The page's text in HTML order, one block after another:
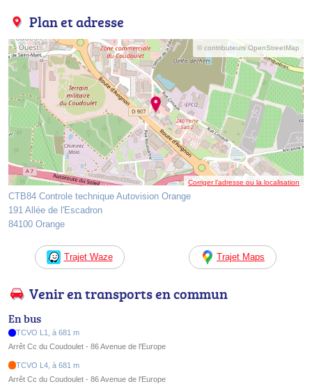
Plan et adresse
© contributeurs OpenStreetMap
Corriger l’adresse ou la localisation
CTB84 Controle technique Autovision Orange
191 Allée de l'Escadron
84100 Orange
Trajet Waze Trajet Maps
Venir en transports en commun
En bus
TCVO L1, à 681 m
Arrêt Cc du Coudoulet - 86 Avenue de l'Europe
TCVO L4, à 681 m
Arrêt Cc du Coudoulet - 86 Avenue de l'Europe